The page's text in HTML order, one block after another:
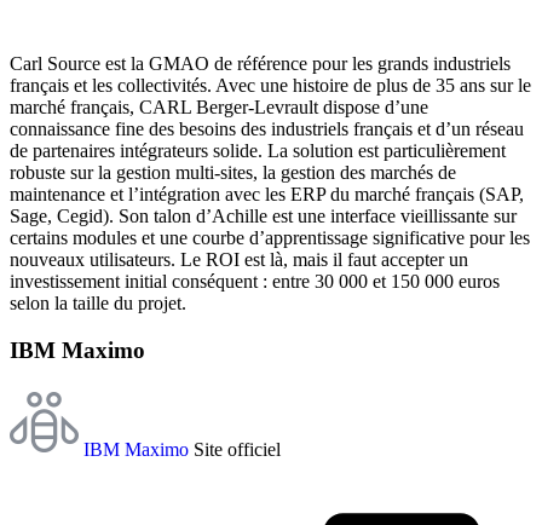
Carl Source est la GMAO de référence pour les grands industriels
français et les collectivités. Avec une histoire de plus de 35 ans sur le
marché français, CARL Berger-Levrault dispose d’une
connaissance fine des besoins des industriels français et d’un réseau
de partenaires intégrateurs solide. La solution est particulièrement
robuste sur la gestion multi-sites, la gestion des marchés de
maintenance et l’intégration avec les ERP du marché français (SAP,
Sage, Cegid). Son talon d’Achille est une interface vieillissante sur
certains modules et une courbe d’apprentissage significative pour les
nouveaux utilisateurs. Le ROI est là, mais il faut accepter un
investissement initial conséquent : entre 30 000 et 150 000 euros
selon la taille du projet.
IBM Maximo
IBM Maximo Site officiel